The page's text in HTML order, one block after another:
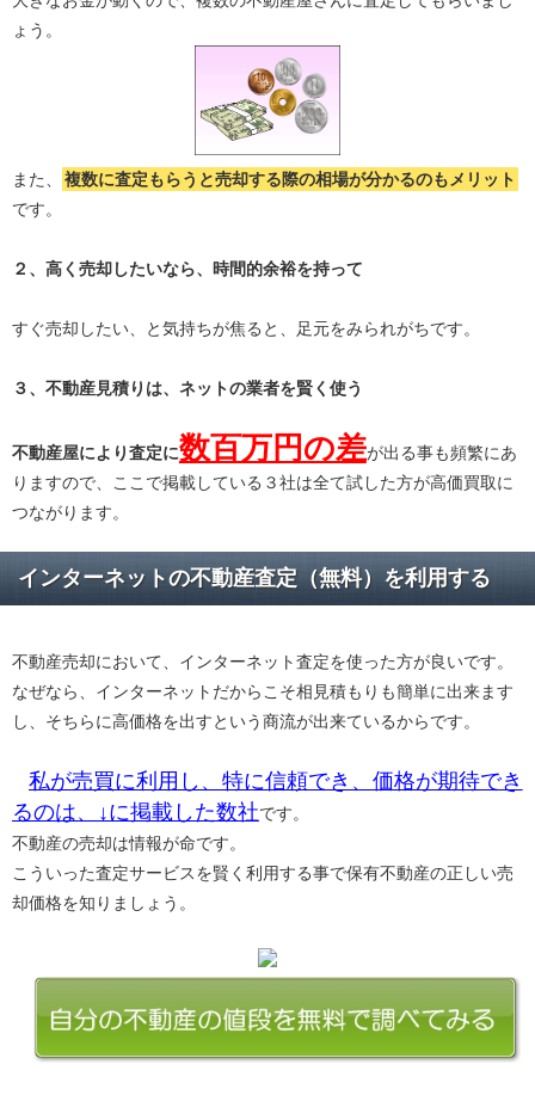
ょう。
また、 複数に査定もらうと売却する際の相場が分かるのもメリット
です。
２、高く売却したいなら、時間的余裕を持って
すぐ売却したい、と気持ちが焦ると、足元をみられがちです。
３、不動産見積りは、ネットの業者を賢く使う
不動産屋により査定に数百万円の差が出る事も頻繁にあ
りますので、ここで掲載している３社は全て試した方が高価買取に
つながります。
インターネットの不動産査定（無料）を利用する
不動産売却において、インターネット査定を使った方が良いです。
なぜなら、インターネットだからこそ相見積もりも簡単に出来ます
し、そちらに高価格を出すという商流が出来ているからです。
私が売買に利用し、特に信頼でき、価格が期待でき
るのは、↓に掲載した数社です。
不動産の売却は情報が命です。
こういった査定サービスを賢く利用する事で保有不動産の正しい売
却価格を知りましょう。